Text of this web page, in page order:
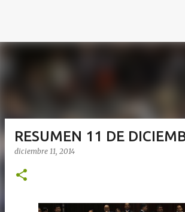
RESUMEN 11 DE
diciembre 11, 2014